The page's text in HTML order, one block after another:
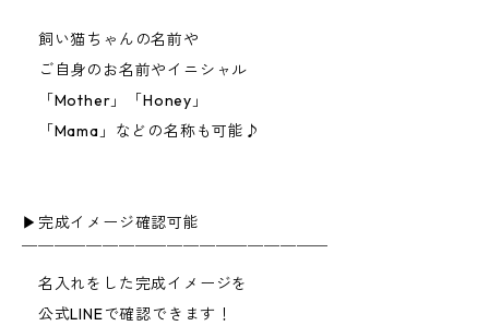
飼い猫ちゃんの名前や
ご自身のお名前やイニシャル
「Mother」「Honey」
「Mama」などの名称も可能♪
▶︎完成イメージ確認可能
￣￣￣￣￣￣￣￣￣￣￣￣￣￣￣￣￣￣￣
名入れをした完成イメージを
公式LINEで確認できます！